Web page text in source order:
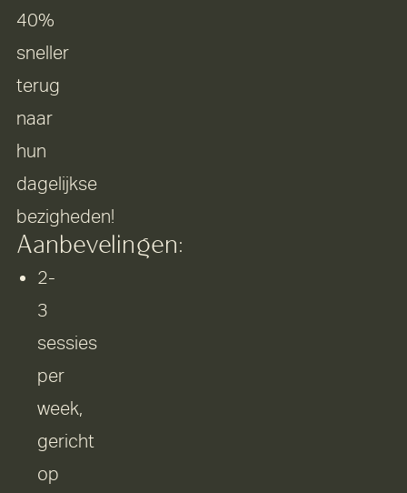
40%
sneller
terug
naar
hun
dagelijkse
bezigheden!
Aanbevelingen:
2-
3
sessies
per
week,
gericht
op